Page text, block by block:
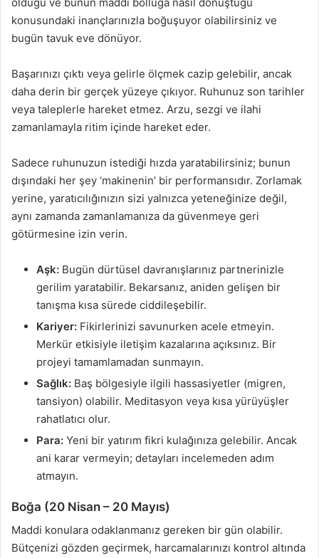
konusundaki inançlarınızla boğuşuyor olabilirsiniz ve
bugün tavuk eve dönüyor.
Başarınızı çıktı veya gelirle ölçmek cazip gelebilir, ancak
daha derin bir gerçek yüzeye çıkıyor. Ruhunuz son tarihler
veya taleplerle hareket etmez. Arzu, sezgi ve ilahi
zamanlamayla ritim içinde hareket eder.
Sadece ruhunuzun istediği hızda yaratabilirsiniz; bunun
dışındaki her şey ‘makinenin’ bir performansıdır. Zorlamak
yerine, yaratıcılığınızın sizi yalnızca yeteneğinize değil,
aynı zamanda zamanlamanıza da güvenmeye geri
götürmesine izin verin.
Aşk: Bugün dürtüsel davranışlarınız partnerinizle
gerilim yaratabilir. Bekarsanız, aniden gelişen bir
tanışma kısa sürede ciddileşebilir.
Kariyer: Fikirlerinizi savunurken acele etmeyin.
Merkür etkisiyle iletişim kazalarına açıksınız. Bir
projeyi tamamlamadan sunmayın.
Sağlık: Baş bölgesiyle ilgili hassasiyetler (migren,
tansiyon) olabilir. Meditasyon veya kısa yürüyüşler
rahatlatıcı olur.
Para: Yeni bir yatırım fikri kulağınıza gelebilir. Ancak
ani karar vermeyin; detayları incelemeden adım
atmayın.
Boğa (20 Nisan – 20 Mayıs)
Maddi konulara odaklanmanız gereken bir gün olabilir.
Bütçenizi gözden geçirmek, harcamalarınızı kontrol altında